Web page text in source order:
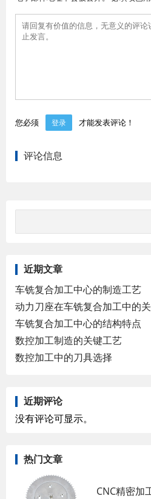
您必须 登录 才能发表评论！
评论信息
近期文章
车铣复合加工中心的制造工艺
动力刀座在车铣复合加工中的
车铣复合加工中心的结构特点
数控加工制造的关键工艺
数控加工中的刀具选择
近期评论
没有评论可显示。
热门文章
CNC精密